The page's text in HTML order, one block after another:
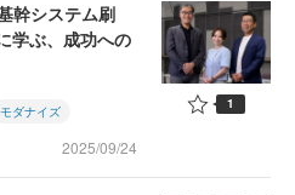
幹システム刷
学ぶ、成功への
モダナイズ
2025/09/24
1